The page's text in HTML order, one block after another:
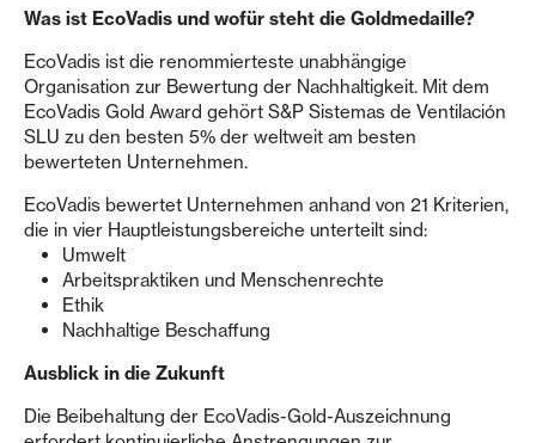
Was ist EcoVadis und wofür steht die Goldmedaille?
EcoVadis ist die renommierteste unabhängige
Organisation zur Bewertung der Nachhaltigkeit. Mit dem
EcoVadis Gold Award gehört S&P Sistemas de Ventilación
SLU zu den besten 5% der weltweit am besten
bewerteten Unternehmen.
EcoVadis bewertet Unternehmen anhand von 21 Kriterien,
die in vier Hauptleistungsbereiche unterteilt sind:
Umwelt
Arbeitspraktiken und Menschenrechte
Ethik
Nachhaltige Beschaffung
Ausblick in die Zukunft
Die Beibehaltung der EcoVadis-Gold-Auszeichnung